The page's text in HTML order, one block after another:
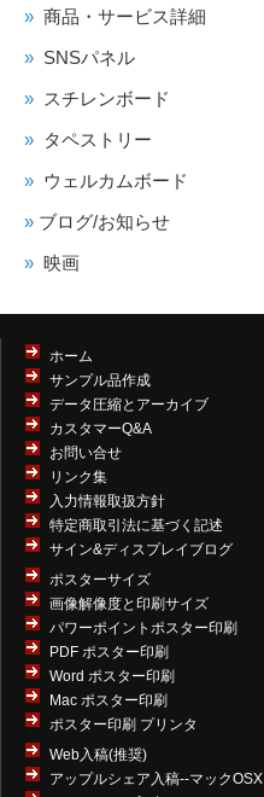
商品・サービス詳細
SNSパネル
スチレンボード
タペストリー
ウェルカムボード
ブログ/お知らせ
映画
ホーム
サンプル品作成
データ圧縮とアーカイブ
カスタマーQ&A
お問い合せ
リンク集
入力情報取扱方針
特定商取引法に基づく記述
サイン&ディスプレイブログ
ポスターサイズ
画像解像度と印刷サイズ
パワーポイントポスター印刷
PDF ポスター印刷
Word ポスター印刷
Mac ポスター印刷
ポスター印刷 プリンタ
Web入稿(推奨)
アップルシェア入稿--マックOSX